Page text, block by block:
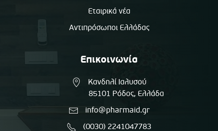
Εταιρικά νέα
Αντιπρόσωποι Ελλάδας
Επικοινωνία
Κανδηλί Ιαλυσού
85101 Ρόδος, Ελλάδα
info@pharmaid.gr
(0030) 2241047783